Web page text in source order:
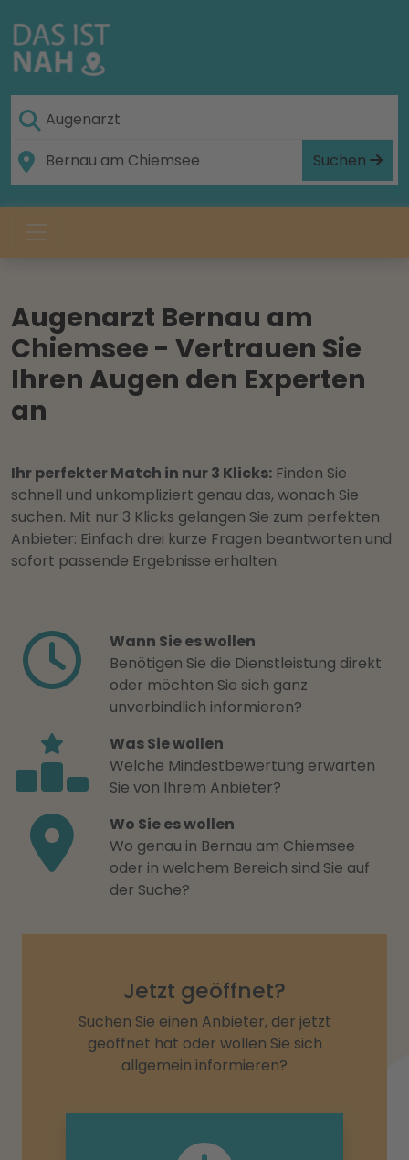
Suchen
Augenarzt Bernau am
Chiemsee - Vertrauen Sie
Ihren Augen den Experten
an
Ihr perfekter Match in nur 3 Klicks: Finden Sie
schnell und unkompliziert genau das, wonach Sie
suchen. Mit nur 3 Klicks gelangen Sie zum perfekten
Anbieter: Einfach drei kurze Fragen beantworten und
sofort passende Ergebnisse erhalten.
Wann Sie es wollen
Benötigen Sie die Dienstleistung direkt
oder möchten Sie sich ganz
unverbindlich informieren?
Was Sie wollen
Welche Mindestbewertung erwarten
Sie von Ihrem Anbieter?
Wo Sie es wollen
Wo genau in Bernau am Chiemsee
oder in welchem Bereich sind Sie auf
der Suche?
Jetzt geöffnet?
Suchen Sie einen Anbieter, der jetzt
geöffnet hat oder wollen Sie sich
allgemein informieren?